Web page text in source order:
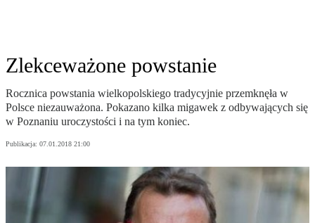
Zlekceważone powstanie
Rocznica powstania wielkopolskiego tradycyjnie przemknęła w
Polsce niezauważona. Pokazano kilka migawek z odbywających się
w Poznaniu uroczystości i na tym koniec.
Publikacja: 07.01.2018 21:00